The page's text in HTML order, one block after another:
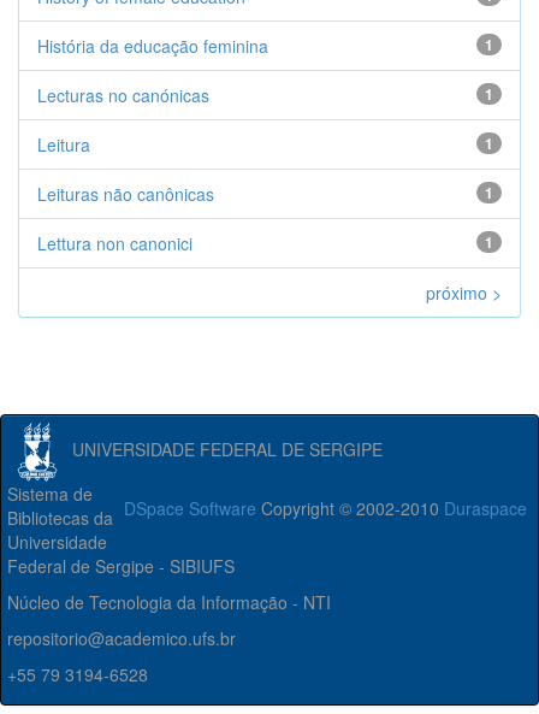
1
História da educação feminina
1
Lecturas no canónicas
1
Leitura
1
Leituras não canônicas
1
Lettura non canonici
próximo >
UNIVERSIDADE FEDERAL DE SERGIPE
DSpace Software Copyright © 2002-2010 Duraspace
Sistema de
Bibliotecas da
Universidade
Federal de Sergipe - SIBIUFS
Núcleo de Tecnologia da Informação - NTI
repositorio@academico.ufs.br
+55 79 3194-6528